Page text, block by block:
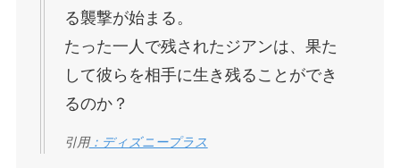
る襲撃が始まる。
たった一人で残されたジアンは、果た
して彼らを相手に生き残ることができ
るのか？
引用：ディズニープラス